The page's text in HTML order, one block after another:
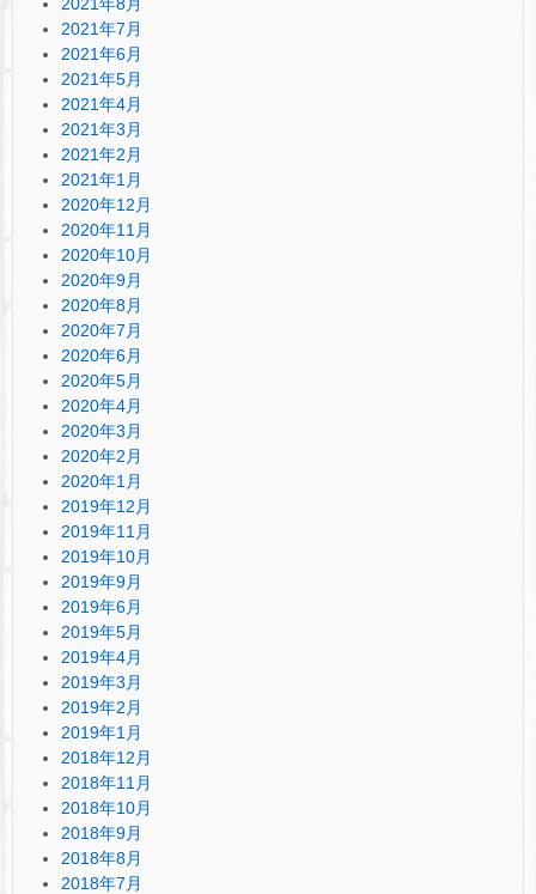
2021年7月
2021年6月
2021年5月
2021年4月
2021年3月
2021年2月
2021年1月
2020年12月
2020年11月
2020年10月
2020年9月
2020年8月
2020年7月
2020年6月
2020年5月
2020年4月
2020年3月
2020年2月
2020年1月
2019年12月
2019年11月
2019年10月
2019年9月
2019年6月
2019年5月
2019年4月
2019年3月
2019年2月
2019年1月
2018年12月
2018年11月
2018年10月
2018年9月
2018年8月
2018年7月